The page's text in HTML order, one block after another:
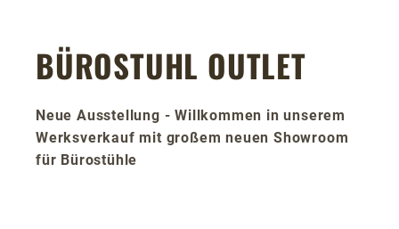
BÜROSTUHL OUTLET
Neue Ausstellung - Willkommen in unserem
Werksverkauf mit großem neuen Showroom
für Bürostühle